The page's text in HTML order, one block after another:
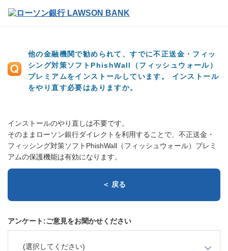
他の金融機関で勧められて、すでに不正送金・フィッ
シング対策ソフトPhishWall（フィッシュウォール）
プレミアムをインストールしています。 インストール
をやり直す必要はありますか。
インストールのやり直しは不要です。
そのままローソン銀行ダイレクトを利用することで、不正送金・
フィッシング対策ソフトPhishWall（フィッシュウォール）プレミ
アムの保護機能は有効になります。
＜ 戻る
アンケート:ご意見をお聞かせください
(選択してください)